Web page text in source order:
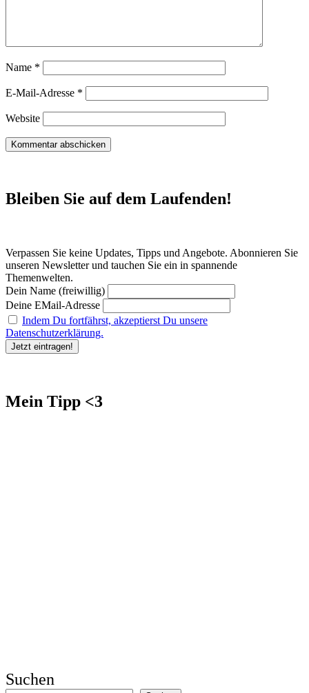
Name *
E-Mail-Adresse *
Website
Bleiben Sie auf dem Laufenden!
Verpassen Sie keine Updates, Tipps und Angebote. Abonnieren Sie
unseren Newsletter und tauchen Sie ein in spannende
Themenwelten.
Dein Name (freiwillig)
Deine EMail-Adresse
Indem Du fortfährst, akzeptierst Du unsere
Datenschutzerklärung.
Mein Tipp <3
Suchen